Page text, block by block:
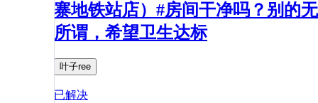
寨地铁站店）#房间干净吗？别的无
所谓，希望卫生达标
叶子ree
已解决